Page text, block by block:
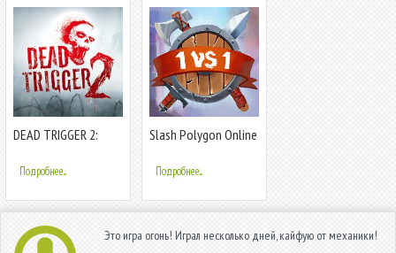
DEAD TRIGGER 2:
Элементами
Стратегии
Подробнее...
Slash Polygon Online
Подробнее...
Это игра огонь! Играл несколько дней, кайфую от механики!